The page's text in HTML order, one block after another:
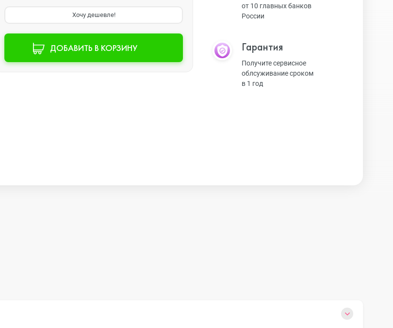
Watch SE 2
Watch SE
Хочу дешевле!
ДОБАВИТЬ В КОРЗИНУ
от 10 главных банков
России
Гарантия
Получите сервисное
облсуживание сроком
в 1 год